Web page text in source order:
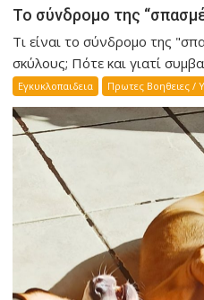
Το σύνδρομο της
Τι είναι το σύνδρομο της
σκύλους; Πότε και γιατί
Εγκυκλοπαιδεια Πρωτες Βοηθειες /